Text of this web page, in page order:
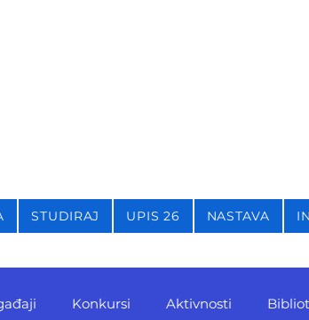
STUDIRAJ UPIS 26 NASTAVA
Konkursi Aktivnosti